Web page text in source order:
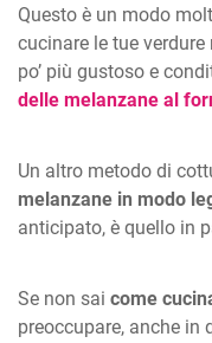
Questo è un modo
cucinare le tue
po’ più gustoso e
delle melanzane al
Un altro metodo di
melanzane in modo
anticipato, è quello in
Se non sai come
preoccupare, anche in